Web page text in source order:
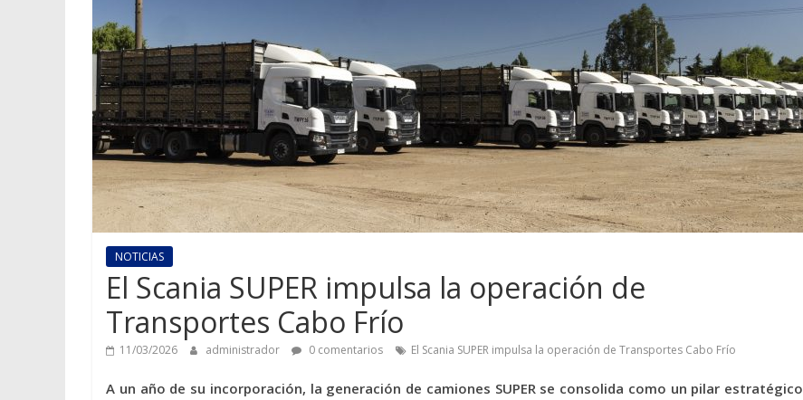
NOTICIAS
El Scania SUPER impulsa la operación de
Transportes Cabo Frío
11/03/2026 administrador 0 comentarios El Scania SUPER impulsa la operación de Transportes Cabo Frío
A un año de su incorporación, la generación de camiones SUPER se consolida como un pilar estratégico